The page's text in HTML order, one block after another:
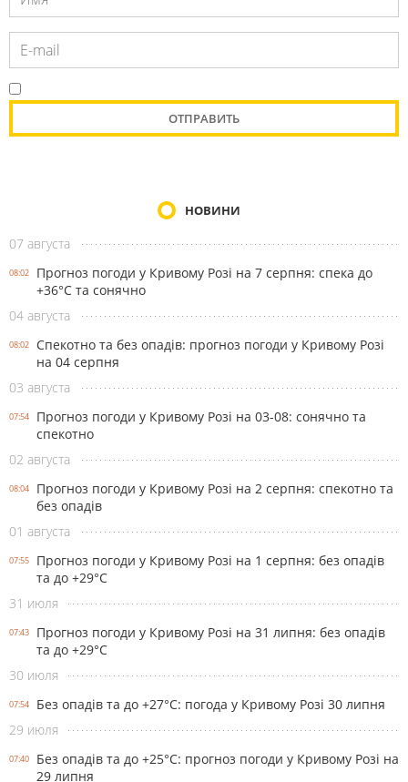
НОВИНИ
07 августа
08:02
Прогноз погоди у Кривому Розі на 7 серпня: спека до
+36°С та сонячно
04 августа
08:02
Спекотно та без опадів: прогноз погоди у Кривому Розі
на 04 серпня
03 августа
07:54
Прогноз погоди у Кривому Розі на 03-08: сонячно та
спекотно
02 августа
08:04
Прогноз погоди у Кривому Розі на 2 серпня: спекотно та
без опадів
01 августа
07:55
Прогноз погоди у Кривому Розі на 1 серпня: без опадів
та до +29°С
31 июля
07:43
Прогноз погоди у Кривому Розі на 31 липня: без опадів
та до +29°С
30 июля
07:54
Без опадів та до +27°С: погода у Кривому Розі 30 липня
29 июля
07:40
Без опадів та до +25°С: прогноз погоди у Кривому Розі на
29 липня